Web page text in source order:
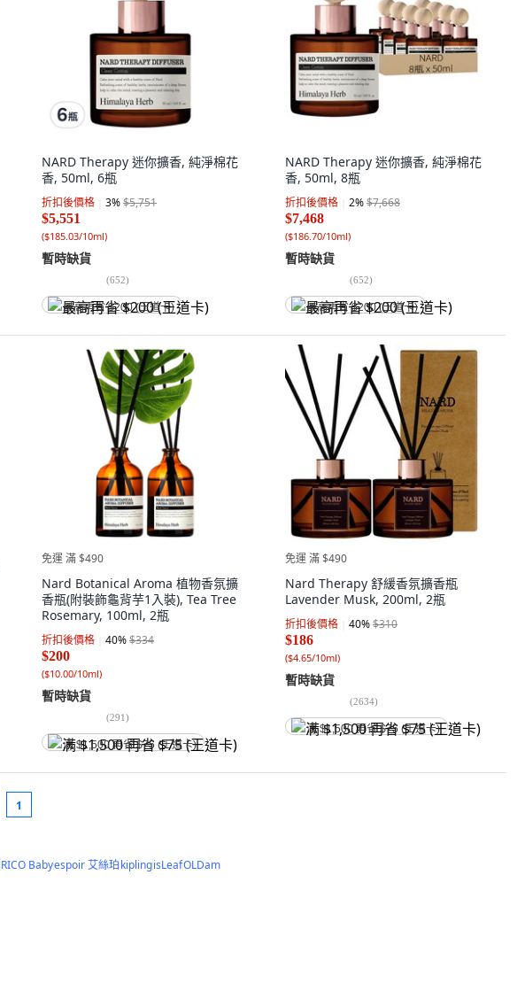
NARD Therapy 迷你擴香, 純淨棉花
香, 50ml, 6瓶
折扣後價格 3%$5,751
$5,551
($185.03/10ml)
暫時缺貨
(652)
最高再省 $200 (王道卡)
NARD Therapy 迷你擴香, 純淨棉花
香, 50ml, 8瓶
折扣後價格 2%$7,668
$7,468
($186.70/10ml)
暫時缺貨
(652)
最高再省 $200 (王道卡)
免運 滿 $490
Nard Botanical Aroma 植物香氛擴
香瓶(附裝飾龜背芋1入裝), Tea Tree
Rosemary, 100ml, 2瓶
折扣後價格 40%$334
$200
($10.00/10ml)
暫時缺貨
(291)
满 $1,500 再省 $75 (王道卡)
免運 滿 $490
Nard Therapy 舒緩香氛擴香瓶
Lavender Musk, 200ml, 2瓶
折扣後價格 40%$310
$186
($4.65/10ml)
暫時缺貨
(2634)
满 $1,500 再省 $75 (王道卡)
1
RICO Babyespoir 艾絲珀kiplingisLeafOLDam